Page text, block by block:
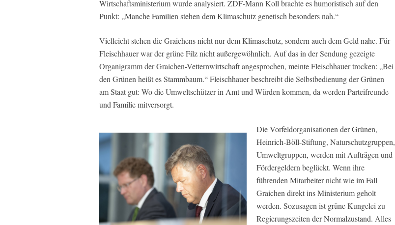
Wirtschaftsministerium wurde analysiert. ZDF-Mann Koll brachte es humoristisch auf den
Punkt: „Manche Familien stehen dem Klimaschutz genetisch besonders nah.“
Vielleicht stehen die Graichens nicht nur dem Klimaschutz, sondern auch dem Geld nahe. Für
Fleischhauer war der grüne Filz nicht außergewöhnlich. Auf das in der Sendung gezeigte
Organigramm der Graichen-Vetternwirtschaft angesprochen, meinte Fleischhauer trocken: „Bei
den Grünen heißt es Stammbaum.“ Fleischhauer beschreibt die Selbstbedienung der Grünen
am Staat gut: Wo die Umweltschützer in Amt und Würden kommen, da werden Parteifreunde
und Familie mitversorgt.
Die Vorfeldorganisationen der Grünen,
Heinrich-Böll-Stiftung, Naturschutzgruppen,
Umweltgruppen, werden mit Aufträgen und
Fördergeldern beglückt. Wenn ihre
führenden Mitarbeiter nicht wie im Fall
Graichen direkt ins Ministerium geholt
werden. Sozusagen ist grüne Kungelei zu
Regierungszeiten der Normalzustand. Alles